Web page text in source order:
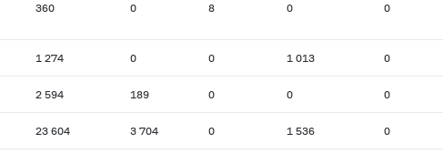
360 0 8 0 0
1 274 0 0 1 013 0
2 594 189 0 0 0
23 604 3 704 0 1 536 0